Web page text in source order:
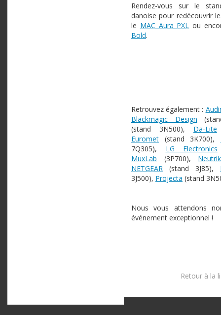
Rendez-vous sur le
danoise pour redécouvrir
le MAC Aura PXL ou
Bold.
Retrouvez également :
Blackmagic Design
(stand 3N500), Da-Lite
Euromet (stand 3K700),
7Q305), LG Electronics
MuxLab (3P700), Neutrik
NETGEAR (stand 3J85),
3J500), Projecta (stand
Nous vous attendons
événement exceptionnel !
Retour à la